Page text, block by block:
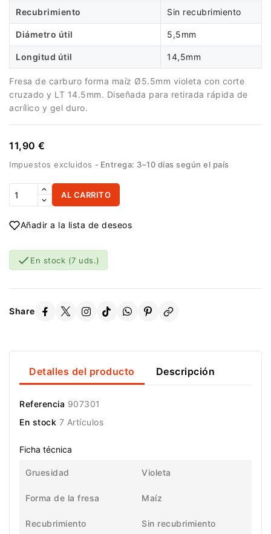
Recubrimiento Sin recubrimiento
Diámetro útil 5,5mm
Longitud útil 14,5mm
Fresa de carburo forma maíz Ø5.5mm violeta con corte
cruzado y LT 14.5mm. Diseñada para retirada rápida de
acrílico y gel duro.
11,90 €
Impuestos excluidos Entrega: 3–10 días según el país
AL CARRITO
Añadir a la lista de deseos
 En stock (7 uds.)
Share
Detalles del producto Descripción
Referencia 907301
En stock 7 Artículos
Ficha técnica
Gruesidad Violeta
Forma de la fresa Maíz
Recubrimiento Sin recubrimiento